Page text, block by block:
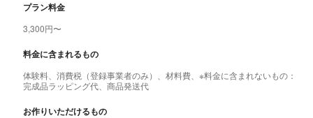
プラン料金
3,300円〜
料金に含まれるもの
体験料、消費税（登録事業者のみ）、材料費、※料金に含まれないもの：
完成品ラッピング代、商品発送代
お作りいただけるもの